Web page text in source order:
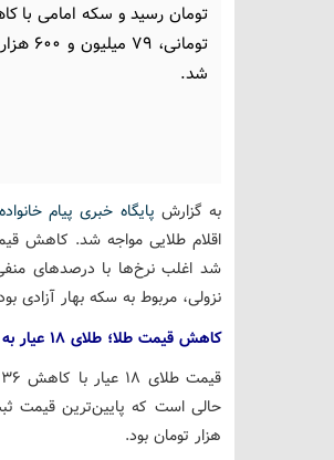
تومانی،
شد.
به گزارش پایگاه خبری پیام خانواده
اقلام طلایی مواجه شد. کاهش
شد اغلب نرخ‌ها با درصدهای
نزولی، مربوط به سکه بهار آزادی
کاهش قیمت طلا؛ طلای ۱۸ عیار به ۷ میلیون و ۱۱۹ هزار تومان رسید
هزار تومان بود.